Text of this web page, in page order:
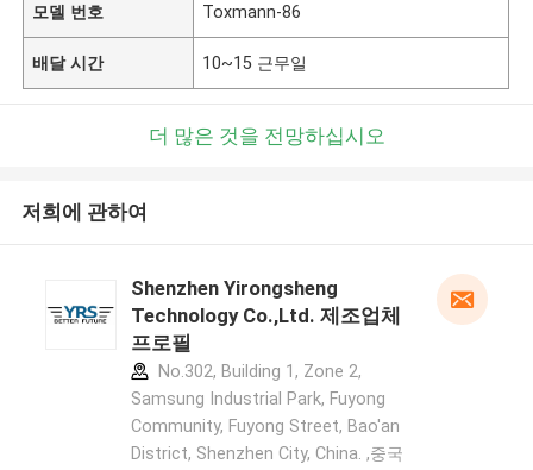
모델 번호 Toxmann-86
배달 시간 10~15 근무일
더 많은 것을 전망하십시오
저희에 관하여
Shenzhen Yirongsheng
Technology Co.,Ltd. 제조업체
프로필
No.302, Building 1, Zone 2,
Samsung Industrial Park, Fuyong
Community, Fuyong Street, Bao'an
District, Shenzhen City, China. ,중국